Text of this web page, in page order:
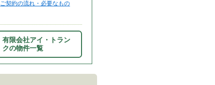
ご契約の流れ・必要なもの
有限会社アイ・トラン
クの物件一覧